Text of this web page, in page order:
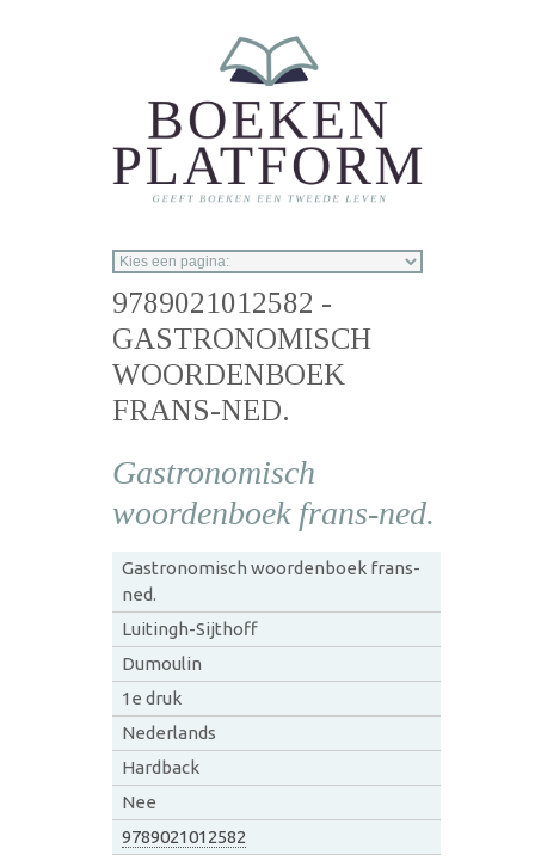
9789021012582 -
GASTRONOMISCH
WOORDENBOEK
FRANS-NED.
Gastronomisch
woordenboek frans-ned.
Gastronomisch woordenboek frans-
ned.
Luitingh-Sijthoff
Dumoulin
1e druk
Nederlands
Hardback
Nee
9789021012582